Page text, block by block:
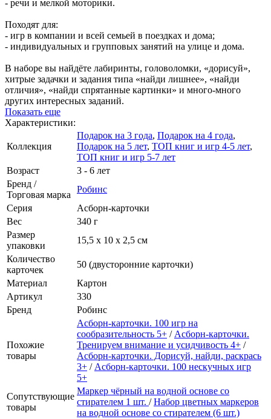
- речи и мелкой моторики.
Походят для:
- игр в компании и всей семьей в поездках и дома;
- индивидуальных и групповых занятий на улице и дома.
В наборе вы найдёте лабиринты, головоломки, «дорисуй»,
хитрые задачки и задания типа «найди лишнее», «найди
отличия», «найди спрятанные картинки» и много-много
других интересных заданий.
Показать еще
Характеристики:
Коллекция
Подарок на 3 года, Подарок на 4 года,
Подарок на 5 лет, ТОП книг и игр 4-5 лет,
ТОП книг и игр 5-7 лет
Возраст
3 - 6 лет
Бренд /
Торговая марка
Робинс
Серия
Асборн-карточки
Вес
340 г
Размер
упаковки
15,5 x 10 x 2,5 см
Количество
карточек
50 (двусторонние карточки)
Материал
Картон
Артикул
330
Бренд
Робинс
Похожие
товары
Асборн-карточки. 100 игр на
сообразительность 5+ / Асборн-карточки.
Тренируем внимание и усидчивость 4+ /
Асборн-карточки. Дорисуй, найди, раскрась
3+ / Асборн-карточки. 100 нескучных игр
5+
Сопутствующие
товары
Маркер чёрный на водной основе со
стирателем 1 шт. /Набор цветных маркеров
на водной основе со стирателем (6 шт.)